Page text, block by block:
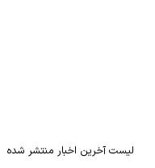
لیست آخرین اخبار منتشر شده